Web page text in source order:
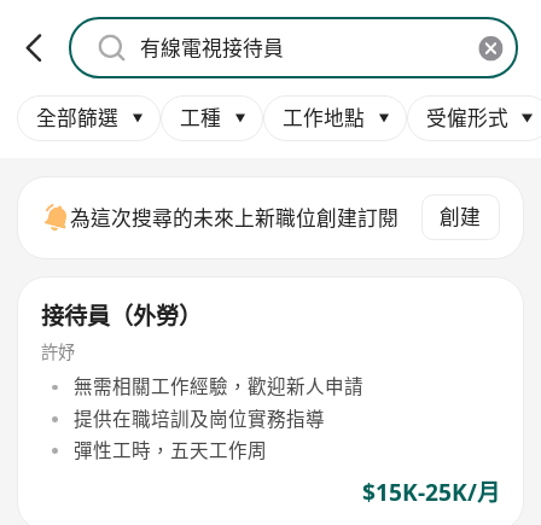
全部篩選 工種 工作地點 受僱形式
為這次搜尋的未來上新職位創建訂閱 創建
接待員（外勞）
許妤
無需相關工作經驗，歡迎新人申請
提供在職培訓及崗位實務指導
彈性工時，五天工作周
$15K-25K/月